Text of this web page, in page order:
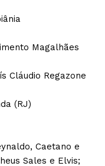
Magalhães
Cláudio Regazone
(RJ)
Caetano e
Sales e Elvis;